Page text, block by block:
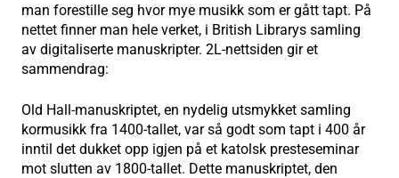
man forestille seg hvor mye musikk som er gått tapt. På
nettet finner man hele verket, i British Librarys samling
av digitaliserte manuskripter. 2L-nettsiden gir et
sammendrag:
Old Hall-manuskriptet, en nydelig utsmykket samling
kormusikk fra 1400-tallet, var så godt som tapt i 400 år
inntil det dukket opp igjen på et katolsk presteseminar
mot slutten av 1800-tallet. Dette manuskriptet, den